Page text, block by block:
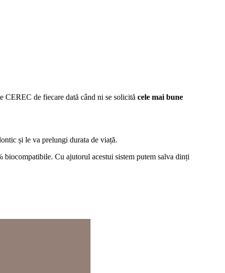
CEREC de fiecare dată când ni se solicită cele mai bune
și le va prelungi durata de viață.
biocompatibile. Cu ajutorul acestui sistem putem salva dinți